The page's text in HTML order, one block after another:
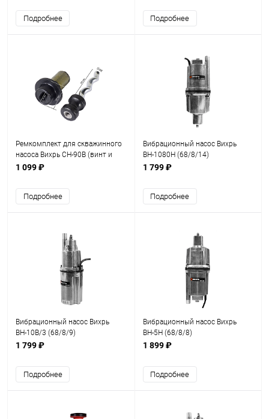
Подробнее Подробнее
Ремкомплект для скважинного
насоса Вихрь СН-90В (винт и
корпус) (71/10/10)
1 099 ₽
Подробнее
Вибрационный насос Вихрь
ВН-1080Н (68/8/14)
1 799 ₽
Подробнее
Вибрационный насос Вихрь
ВН-10В/3 (68/8/9)
1 799 ₽
Подробнее
Вибрационный насос Вихрь
ВН-5Н (68/8/8)
1 899 ₽
Подробнее